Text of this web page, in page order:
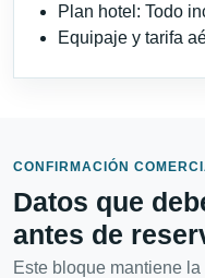
Plan hotel: Todo
Equipaje y tarifa
CONFIRMACIÓN
Datos que
antes de
Este bloque mantiene